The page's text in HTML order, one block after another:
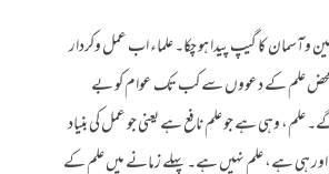
وآسمان کا گیپ پیدا ہو چکا۔ علماء اب عمل وکردار
علم کے دعووں سے کب تک عوام کو بے
وہی ہے جو علم نافع ہے یعنی جو عمل کی بنیاد
اور ہی ہے، علم نہیں ہے۔ پہلے زمانے میں علم کے